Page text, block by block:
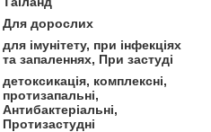
Для дорослих
для імунітету, при інфекціях
та запаленнях, При застуді
детоксикація, комплексні,
протизапальні,
Антибактеріальні,
Протизастудні